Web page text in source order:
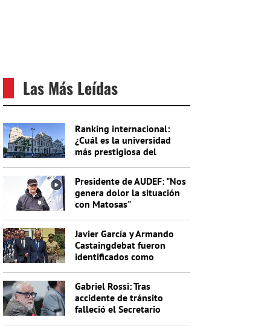
Las Más Leídas
Ranking internacional:
¿Cuál es la universidad
más prestigiosa del
Presidente de AUDEF: "Nos
genera dolor la situación
con Matosas"
Javier García y Armando
Castaingdebat fueron
identificados como
Gabriel Rossi: Tras
accidente de tránsito
falleció el Secretario